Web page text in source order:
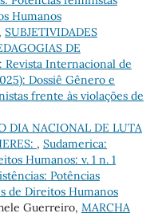
Humanos
SUBJETIVIDADES
DE
Revista Internacional de
Dossiê Gênero e
frente às violações de
DIA NACIONAL DE LUTA
, Sudamerica:
Humanos: v. 1 n. 1
Potências
de Direitos Humanos
Guerreiro, MARCHA